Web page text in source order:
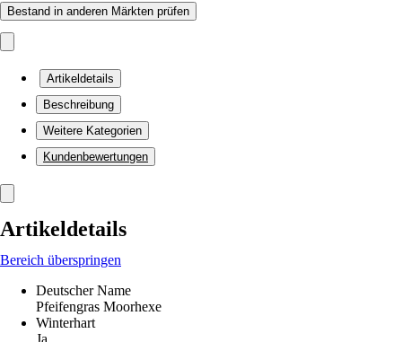
Bestand in anderen Märkten prüfen
Artikeldetails
Beschreibung
Weitere Kategorien
Kundenbewertungen
Artikeldetails
Bereich überspringen
Deutscher Name
Pfeifengras Moorhexe
Winterhart
Ja